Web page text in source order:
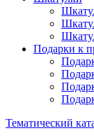
Подарки к
Тематический